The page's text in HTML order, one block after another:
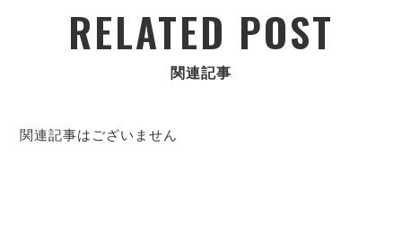
RELATED POST
関連記事
関連記事はございません